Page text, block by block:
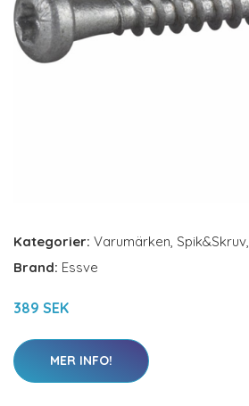
Kategorier: Varumärken, Spik&Skruv,
Brand: Essve
389 SEK
MER INFO!